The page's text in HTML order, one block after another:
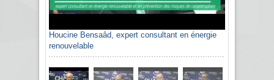
Houcine Bensaâd, expert consultant en énergie
renouvelable